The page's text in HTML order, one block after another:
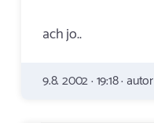
ach jo..
9.8. 2002 · 19:18 · autor